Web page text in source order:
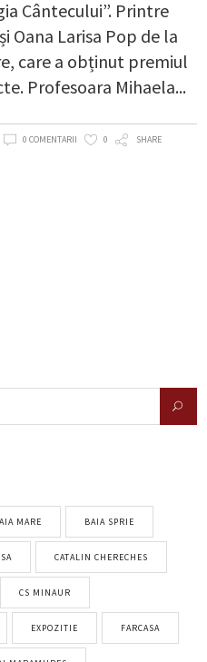
Cântecului”. Printre
Oana Larisa Pop de la
care a obținut premiul
Profesoara Mihaela
0 COMENTARII 0 SHARE
MARE BAIA SPRIE
CATALIN CHERECHES
CS MINAUR
EXPOZITIE FARCASA